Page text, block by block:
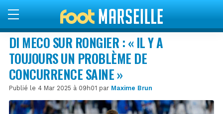
DI MECO SUR RONGIER : « IL Y A
TOUJOURS UN PROBLÈME DE
CONCURRENCE SAINE »
Publié le 4 Mar 2025 à 09h01 par Maxime Brun